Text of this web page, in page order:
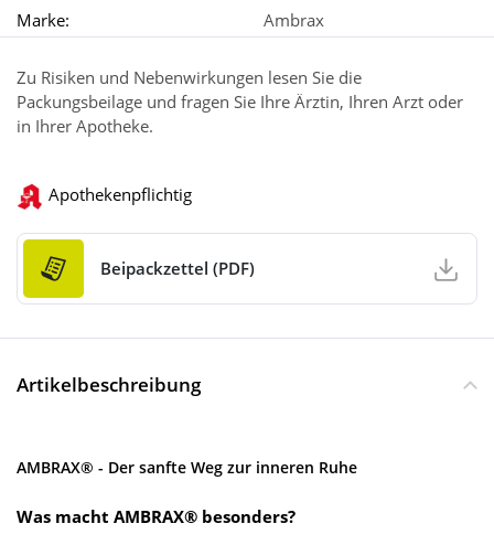
Marke:
Ambrax
Zu Risiken und Nebenwirkungen lesen Sie die
Packungsbeilage und fragen Sie Ihre Ärztin, Ihren Arzt oder
in Ihrer Apotheke.
Apothekenpflichtig
Beipackzettel (PDF)
Artikelbeschreibung
AMBRAX® - Der sanfte Weg zur inneren Ruhe
Was macht AMBRAX® besonders?